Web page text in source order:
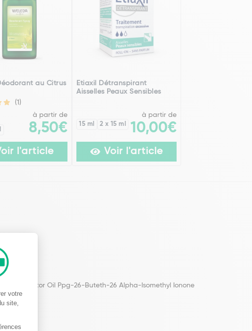
au Citrus
(1)
à partir de
8,50€
l'article
Etiaxil Détranspirant
Aisselles Peaux Sensibles
15 ml 2 x 15 ml
à partir de
10,00€
Voir l'article
Castor Oil Ppg-26-Buteth-26 Alpha-Isomethyl Ionone